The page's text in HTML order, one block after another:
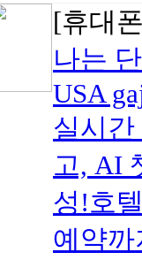
[휴대
나는
USA
실시
고, AI
성!호
예약